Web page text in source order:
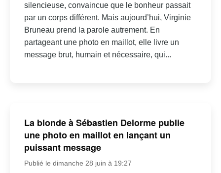
silencieuse, convaincue que le bonheur passait
par un corps différent. Mais aujourd’hui, Virginie
Bruneau prend la parole autrement. En
partageant une photo en maillot, elle livre un
message brut, humain et nécessaire, qui...
La blonde à Sébastien Delorme publie
une photo en maillot en lançant un
puissant message
Publié le dimanche 28 juin à 19:27